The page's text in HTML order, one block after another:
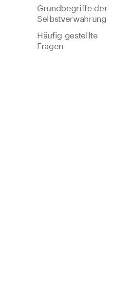
Grundbegriffe der
Selbstverwahrung
Häufig gestellte
Fragen